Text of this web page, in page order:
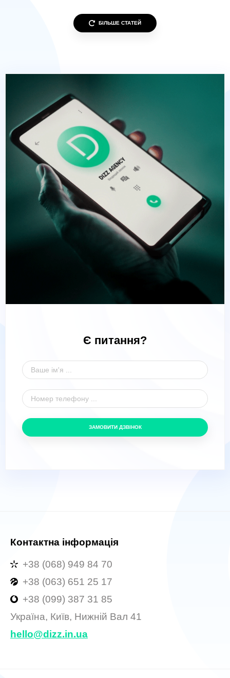
БІЛЬШЕ СТАТЕЙ
Є питання?
ЗАМОВИТИ ДЗВІНОК
Контактна інформація
+38 (068) 949 84 70
+38 (063) 651 25 17
+38 (099) 387 31 85
Україна, Київ, Нижній Вал 41
hello@dizz.in.ua